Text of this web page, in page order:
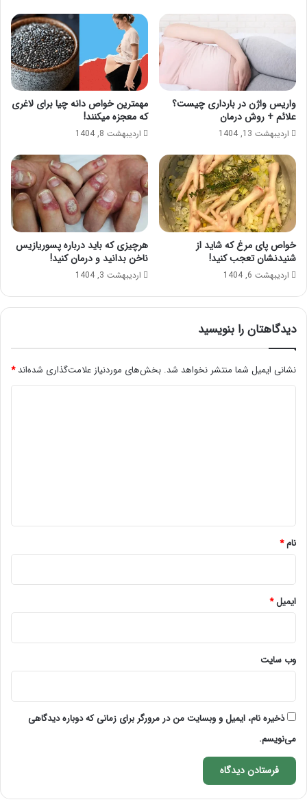
واریس واژن در بارداری چیست؟
علائم + روش درمان
اردیبهشت 13, 1404
مهمترین خواص دانه چیا برای لاغری
که معجزه میکنند!
اردیبهشت 8, 1404
خواص پای مرغ که شاید از
شنیدنشان تعجب کنید!
اردیبهشت 6, 1404
هرچیزی که باید درباره پسوریازیس
ناخن بدانید و درمان کنید!
اردیبهشت 3, 1404
دیدگاهتان را بنویسید
نشانی ایمیل شما منتشر نخواهد شد. بخش‌های موردنیاز علامت‌گذاری شده‌اند*
نام*
ایمیل*
وب‌ سایت
ذخیره نام، ایمیل و وبسایت من در مرورگر برای زمانی که دوباره دیدگاهی
می‌نویسم.